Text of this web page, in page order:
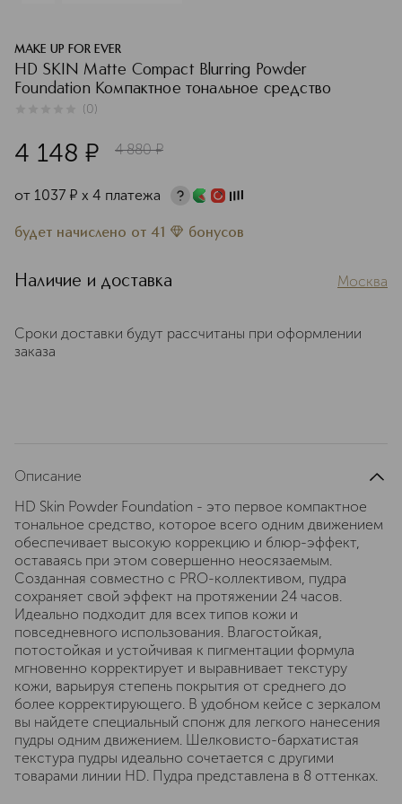
MAKE UP FOR EVER
HD SKIN Matte Compact Blurring Powder
Foundation Компактное тональное средство
(0)
4 148 ¤ 4 880 ¤
от 1037 ¤ х 4 платежа
будет начислено от 41 бонусов
Наличие и доставка Москва
Сроки доставки будут рассчитаны при оформлении
заказа
Описание
HD Skin Powder Foundation - это первое компактное
тональное средство, которое всего одним движением
обеспечивает высокую коррекцию и блюр-эффект,
оставаясь при этом совершенно неосязаемым.
Созданная совместно с PRO-коллективом, пудра
сохраняет свой эффект на протяжении 24 часов.
Идеально подходит для всех типов кожи и
повседневного использования. Влагостойкая,
потостойкая и устойчивая к пигментации формула
мгновенно корректирует и выравнивает текстуру
кожи, варьируя степень покрытия от среднего до
более корректирующего. В удобном кейсе с зеркалом
вы найдете специальный спонж для легкого нанесения
пудры одним движением. Шелковисто-бархатистая
текстура пудры идеально сочетается с другими
товарами линии HD. Пудра представлена в 8 оттенках.